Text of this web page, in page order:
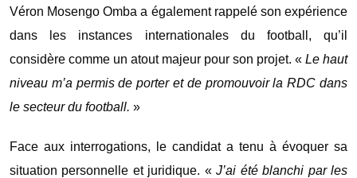
Véron Mosengo Omba a également rappelé son expérience
dans les instances internationales du football, qu’il
considère comme un atout majeur pour son projet. « Le haut
niveau m’a permis de porter et de promouvoir la RDC dans
le secteur du football. »
Face aux interrogations, le candidat a tenu à évoquer sa
situation personnelle et juridique. «J’ai été blanchi par les